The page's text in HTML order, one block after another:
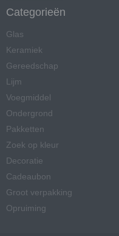
Categorieën
Glas
Keramiek
Gereedschap
Lijm
Voegmiddel
Ondergrond
Pakketten
Zoek op kleur
Decoratie
Cadeaubon
Groot verpakking
Opruiming